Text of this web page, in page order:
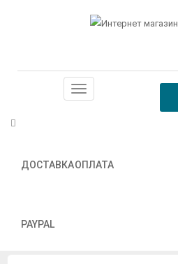
ДОСТАВКАОПЛАТА
PAYPAL